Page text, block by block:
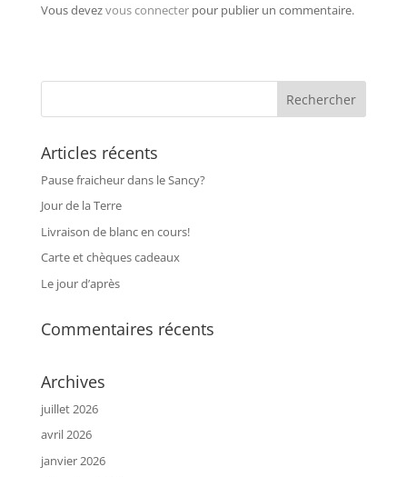
Vous devezvous connecterpour publier un commentaire.
Articles récents
Pause fraicheur dans le Sancy?
Jour de la Terre
Livraison de blanc en cours!
Carte et chèques cadeaux
Le jour d’après
Commentaires récents
Archives
juillet 2026
avril 2026
janvier 2026